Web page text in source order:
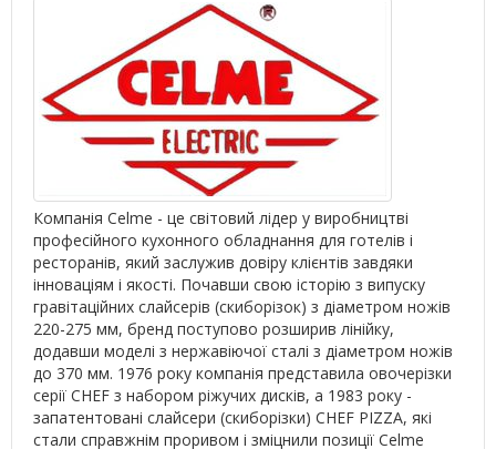
Компанія Celme - це світовий лідер у виробництві
професійного кухонного обладнання для готелів і
ресторанів, який заслужив довіру клієнтів завдяки
інноваціям і якості. Почавши свою історію з випуску
гравітаційних слайсерів (скиборізок) з діаметром ножів
220-275 мм, бренд поступово розширив лінійку,
додавши моделі з нержавіючої сталі з діаметром ножів
до 370 мм. 1976 року компанія представила овочерізки
серії CHEF з набором ріжучих дисків, а 1983 року -
запатентовані слайсери (скиборізки) CHEF PIZZA, які
стали справжнім проривом і зміцнили позиції Celme